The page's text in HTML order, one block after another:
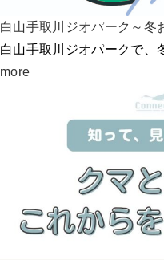
白山手取川ジオパーク～冬
白山手取川ジオパークで、
more